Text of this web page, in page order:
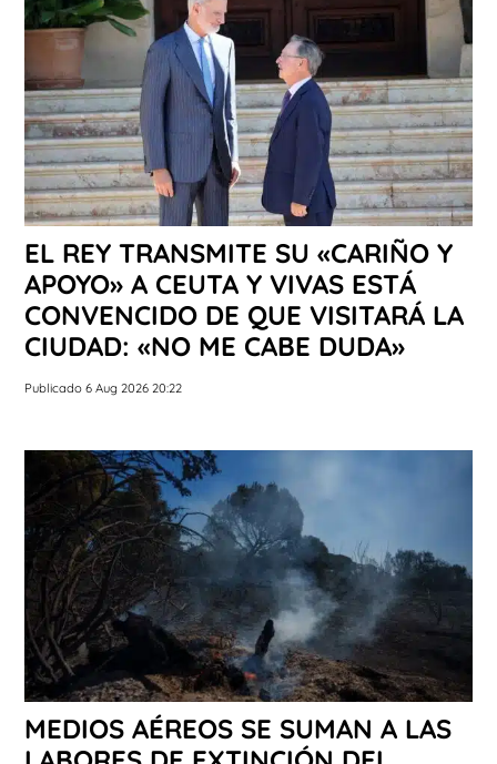
EL REY TRANSMITE SU «CARIÑO Y
APOYO» A CEUTA Y VIVAS ESTÁ
CONVENCIDO DE QUE VISITARÁ LA
CIUDAD: «NO ME CABE DUDA»
Publicado 6 Aug 2026 20:22
MEDIOS AÉREOS SE SUMAN A LAS